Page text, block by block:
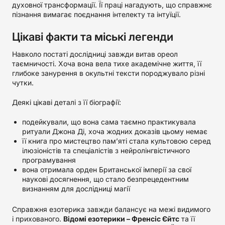
духовної трансформації. Її праці нагадують, що справжнє
пізнання вимагає поєднання інтелекту та інтуїції.
Цікаві факти та міські легенди
Навколо постаті дослідниці завжди витав ореол
таємничості. Хоча вона вела тихе академічне життя, її
глибоке занурення в окультні тексти породжувало різні
чутки.
Деякі цікаві деталі з її біографії:
подейкували, що вона сама таємно практикувала
ритуали Джона Ді, хоча жодних доказів цьому немає
її книга про мистецтво пам’яті стала культовою серед
ілюзіоністів та спеціалістів з нейролінгвістичного
програмування
вона отримала орден Британської імперії за свої
наукові досягнення, що стало безпрецедентним
визнанням для дослідниці магії
Справжня езотерика завжди балансує на межі видимого
і прихованого. Відомі езотерики – Френсіс Єйтс та її